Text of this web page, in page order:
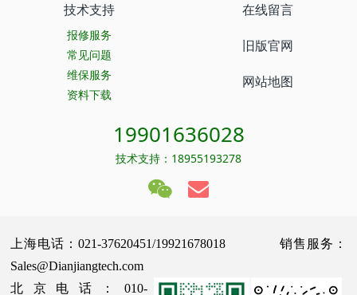
技术支持
报修服务
常见问题
维保服务
资料下载
在线留言
旧版官网
网站地图
19901636028
技术支持：18955193278
上海电话：021-37620451/19921678018 销售服务：
Sales@Dianjiangtech.com
北京电话：010-